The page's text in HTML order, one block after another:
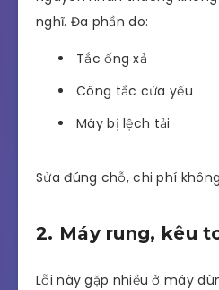
nghĩ. Đa phần do:
Tắc ống xả
Công tắc cửa yếu
Máy bị lệch tải
Sửa đúng chỗ, chi phí
2. Máy rung, kêu
Lỗi này gặp nhiều ở máy